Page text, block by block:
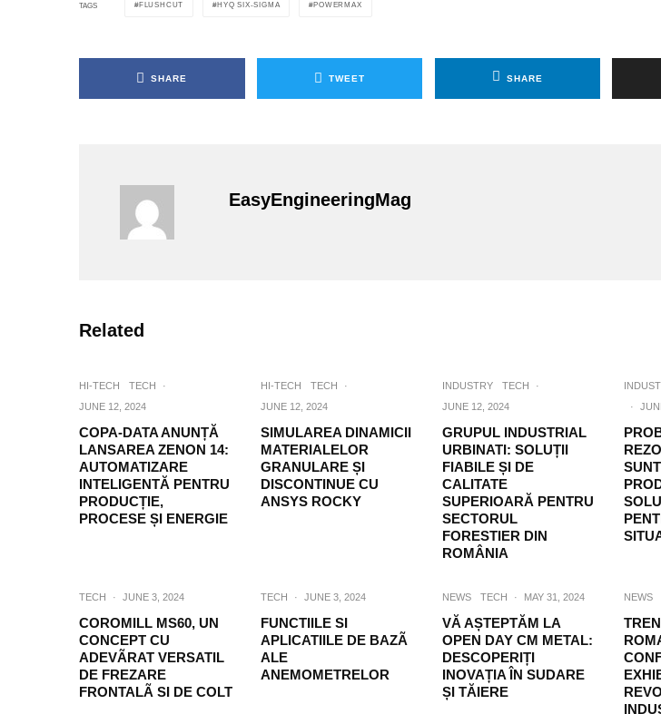
TAGS FLUSHCUT HYQ SIX-SIGMA POWERMAX
SHARE TWEET SHARE
EasyEngineeringMag
Related
HI-TECH TECH
·
JUNE 12, 2024
COPA-DATA ANUNȚĂ
LANSAREA ZENON 14:
AUTOMATIZARE
INTELIGENTĂ PENTRU
PRODUCȚIE,
PROCESE ȘI ENERGIE
HI-TECH TECH
·
JUNE 12, 2024
SIMULAREA DINAMICII
MATERIALELOR
GRANULARE ȘI
DISCONTINUE CU
ANSYS ROCKY
INDUSTRY TECH
·
JUNE 12, 2024
GRUPUL INDUSTRIAL
URBINATI: SOLUȚII
FIABILE ȘI DE
CALITATE
SUPERIOARĂ PENTRU
SECTORUL
FORESTIER DIN
ROMÂNIA
·
TECH · JUNE 3, 2024
COROMILL MS60, UN
CONCEPT CU
ADEVÃRAT VERSATIL
DE FREZARE
FRONTALÃ SI DE COLT
TECH · JUNE 3, 2024
FUNCTIILE SI
APLICATIILE DE BAZÃ
ALE
ANEMOMETRELOR
NEWS TECH · MAY 31, 2024
VĂ AȘTEPTĂM LA
OPEN DAY CM METAL:
DESCOPERIȚI
INOVAȚIA ÎN SUDARE
ȘI TĂIERE
NEWS